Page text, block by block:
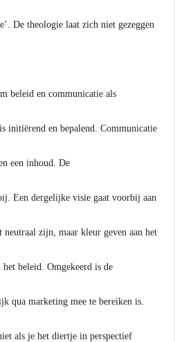
De theologie laat zich niet gezeggen
beleid en communicatie als
initiërend en bepalend. Communicatie
een inhoud. De
Een dergelijke visie gaat voorbij aan
zijn, maar kleur geven aan het
beleid. Omgekeerd is de
qua marketing mee te bereiken is.
als je het diertje in perspectief